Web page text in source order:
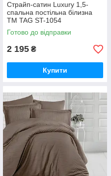
Страйп-сатин Luxury 1,5-
спальна постільна білизна
ТМ TAG ST-1054
Готово до відправки
2 195 ₴
Купити